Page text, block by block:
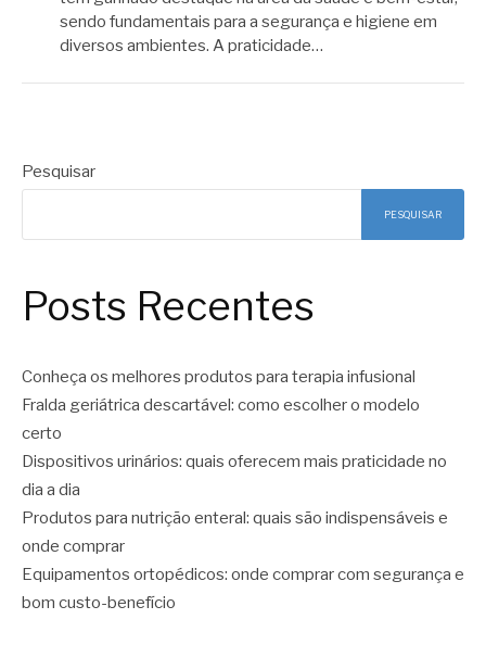
sendo fundamentais para a segurança e higiene em
diversos ambientes. A praticidade…
Pesquisar
PESQUISAR
Posts Recentes
Conheça os melhores produtos para terapia infusional
Fralda geriátrica descartável: como escolher o modelo
certo
Dispositivos urinários: quais oferecem mais praticidade no
dia a dia
Produtos para nutrição enteral: quais são indispensáveis e
onde comprar
Equipamentos ortopédicos: onde comprar com segurança e
bom custo-benefício